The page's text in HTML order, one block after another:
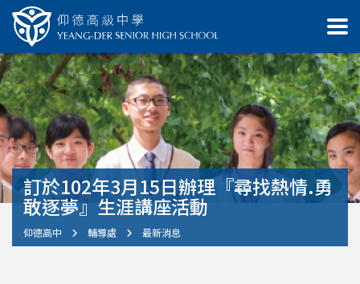
訂於102年3月15日辦理『尋找熱情.勇
敢逐夢』生涯講座活動
仰德高中 輔導處 最新消息